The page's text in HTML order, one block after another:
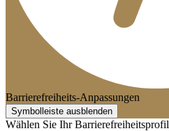
Barrierefreiheits-Anpassungen
Symbolleiste ausblenden
Wählen Sie Ihr Barrierefreiheitsprofil